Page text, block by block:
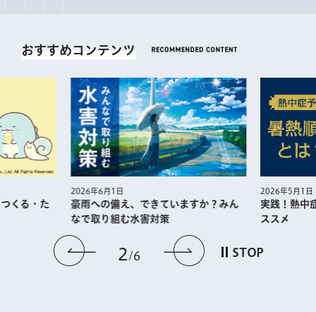
おすすめコンテンツ
前のスライドを表示
2 6 次のスライドを
STOP
くる・た
2026年6月1日
豪雨への備え、できていますか？みん
なで取り組む水害対策
2026年5月1日
実践！熱中
ススメ